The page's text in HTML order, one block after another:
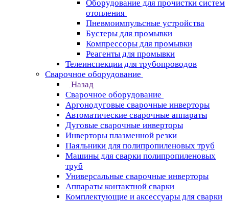
Оборудование для прочистки систем
отопления
Пневмоимпульсные устройства
Бустеры для промывки
Компрессоры для промывки
Реагенты для промывки
Телеинспекции для трубопроводов
Сварочное оборудование
Назад
Сварочное оборудование
Аргонодуговые сварочные инверторы
Автоматические сварочные аппараты
Дуговые сварочные инверторы
Инверторы плазменной резки
Паяльники для полипропиленовых труб
Машины для сварки полипропиленовых
труб
Универсальные сварочные инверторы
Аппараты контактной сварки
Комплектующие и аксессуары для сварки